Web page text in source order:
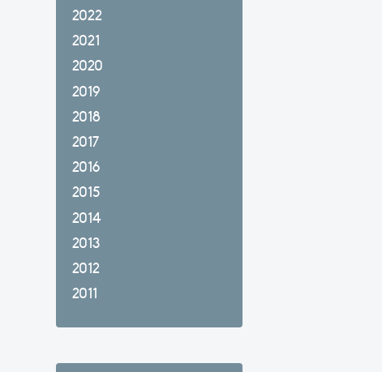
2022
2021
2020
2019
2018
2017
2016
2015
2014
2013
2012
2011